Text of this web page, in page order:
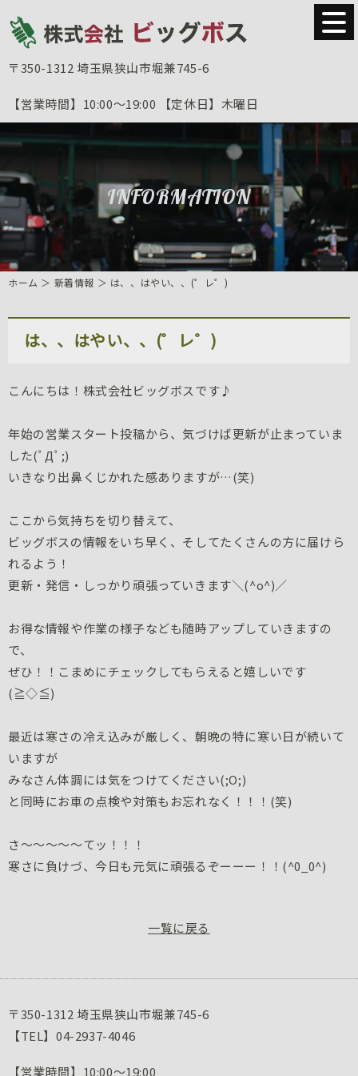
〒350-1312 埼玉県狭山市堀兼745-6
【営業時間】 10:00～19:00 【定休日】 木曜日
INFORMATION
ホーム ＞ 新着情報 ＞ は、、はやい、、(゜レ゜)
は、、はやい、、(゜レ゜)
こんにちは！株式会社ビッグボスです♪
年始の営業スタート投稿から、気づけば更新が止まっていま
した(ﾟДﾟ;)
いきなり出鼻くじかれた感ありますが…(笑)
ここから気持ちを切り替えて、
ビッグボスの情報をいち早く、そしてたくさんの方に届けら
れるよう！
更新・発信・しっかり頑張っていきます＼(^o^)／
お得な情報や作業の様子なども随時アップしていきますの
で、
ぜひ！！こまめにチェックしてもらえると嬉しいです
(≧◇≦)
最近は寒さの冷え込みが厳しく、朝晩の特に寒い日が続いて
いますが
みなさん体調には気をつけてください(;O;)
と同時にお車の点検や対策もお忘れなく！！！(笑)
さ～～～～～てッ！！！
寒さに負けづ、今日も元気に頑張るぞーーー！！(^0_0^)
一覧に戻る
〒350-1312 埼玉県狭山市堀兼745-6
【TEL】04-2937-4046
【営業時間】10:00～19:00